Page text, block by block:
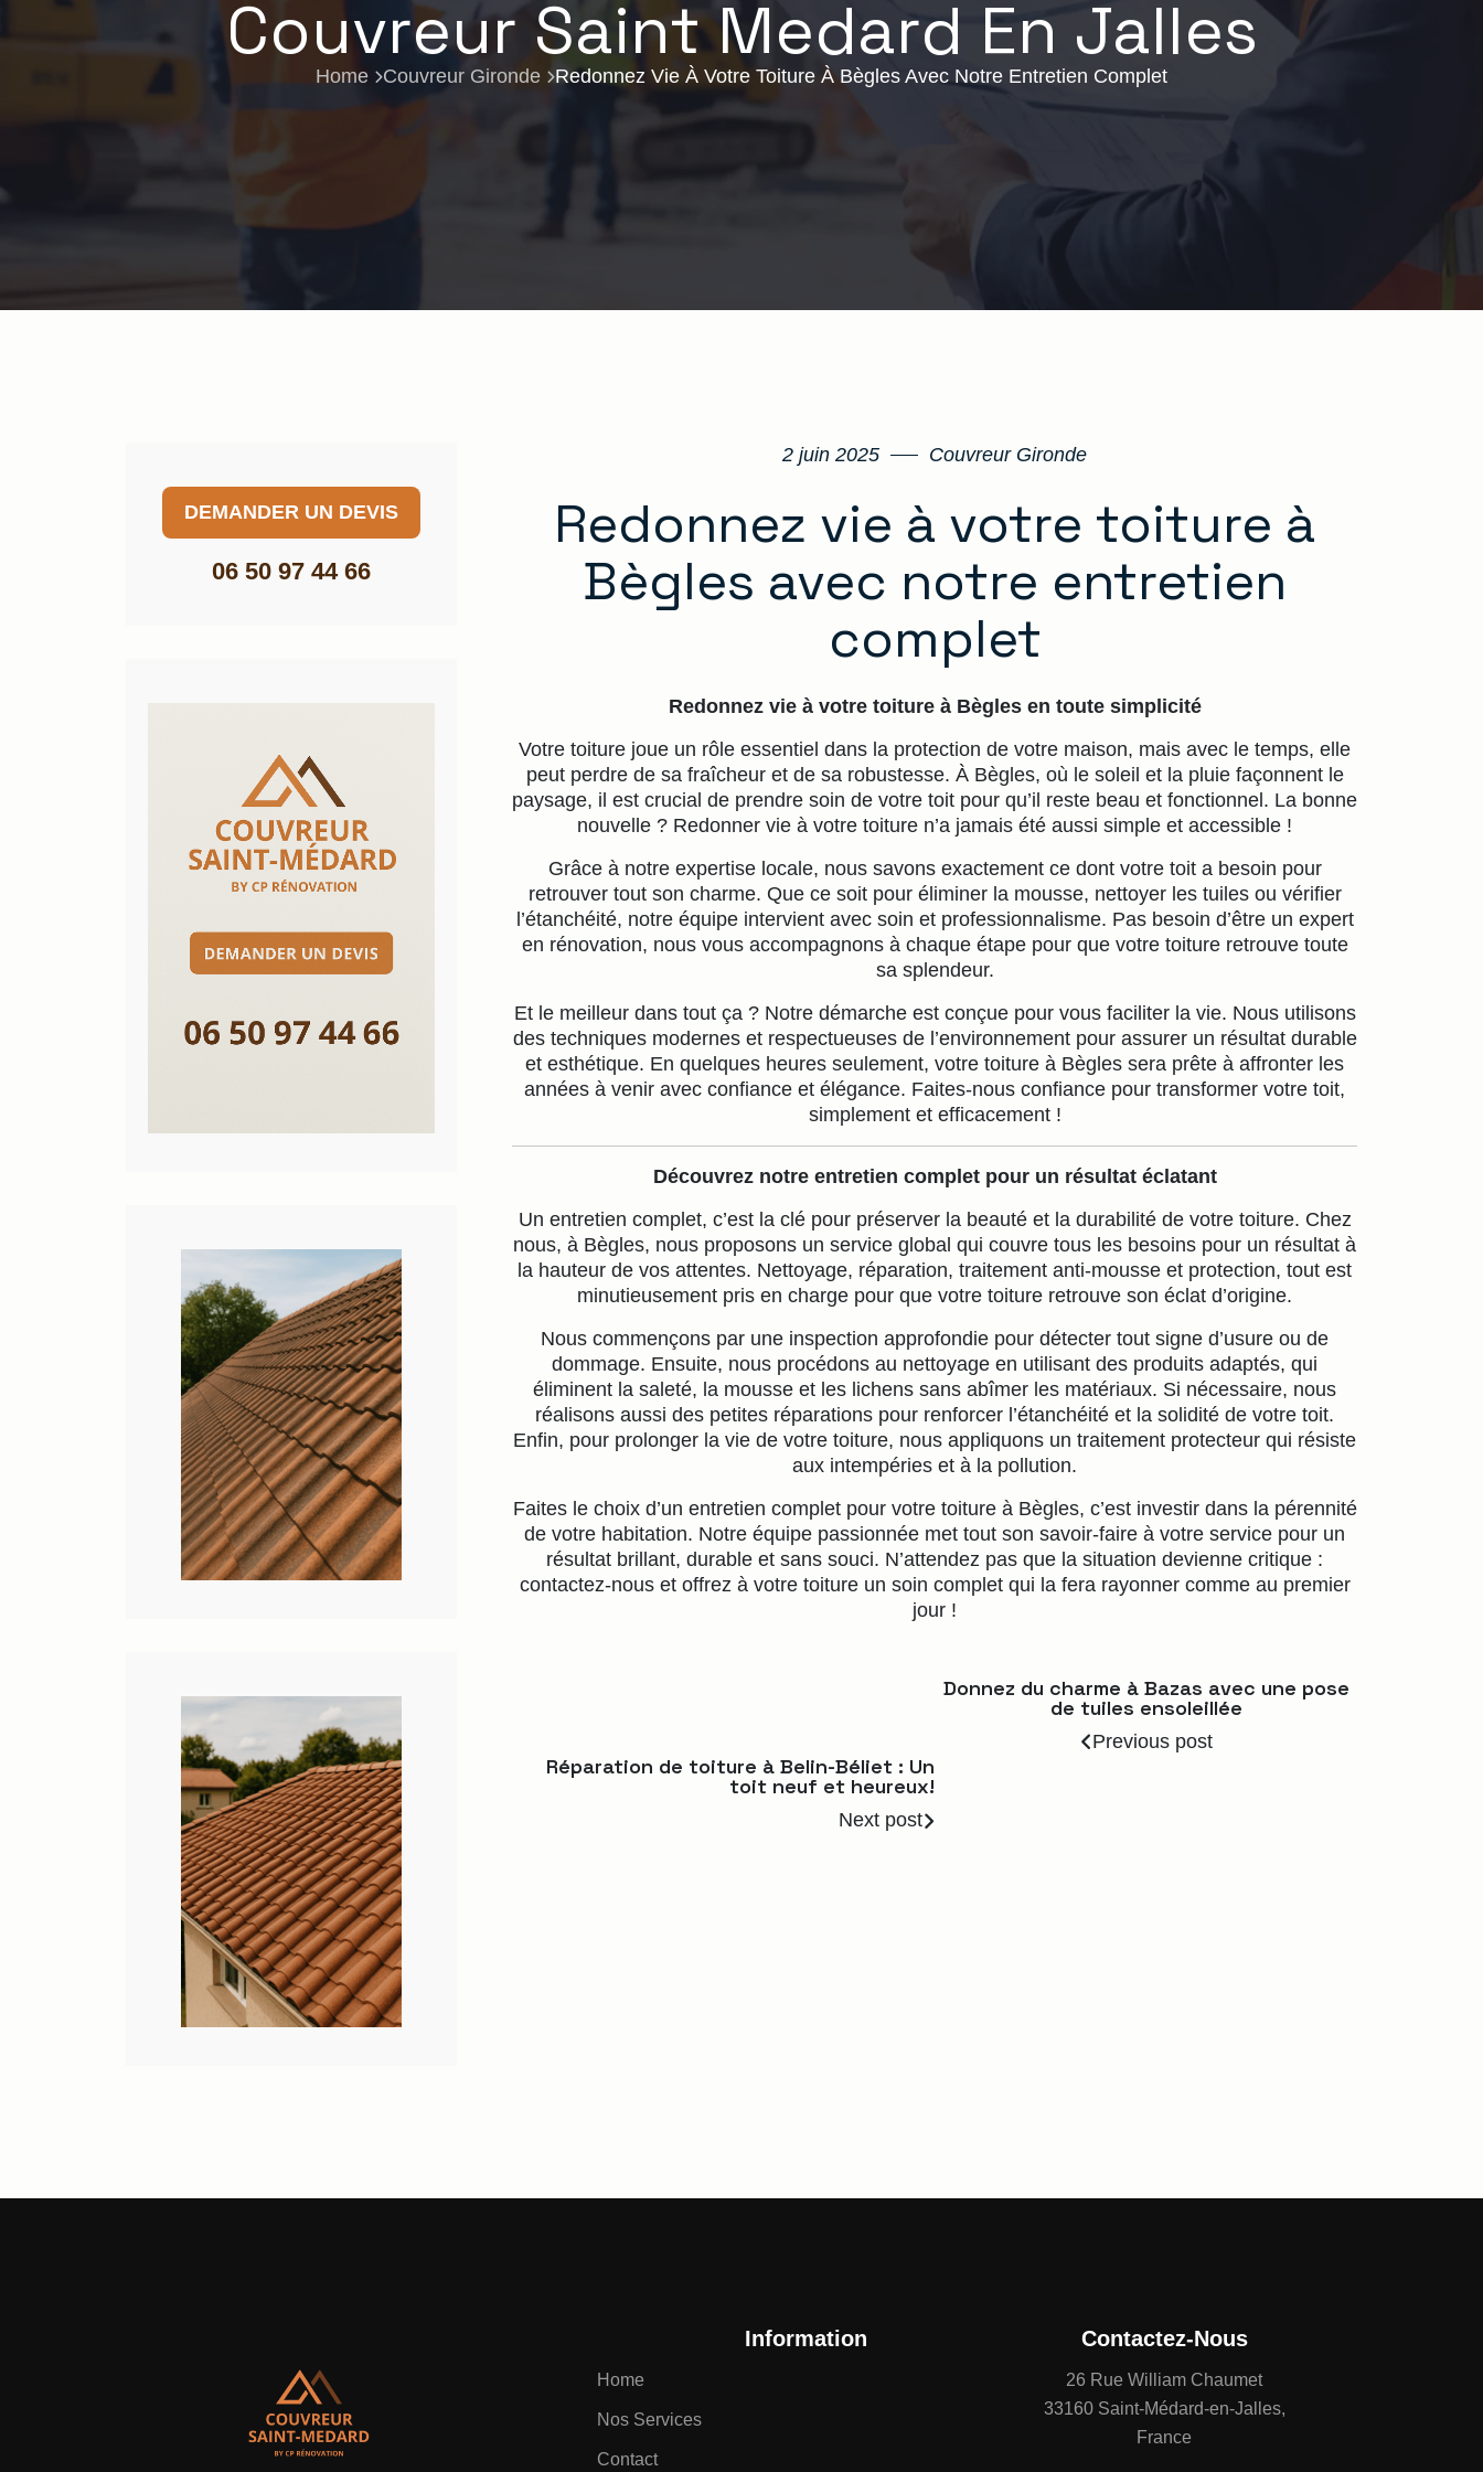
Couvreur Saint Medard En Jalles
Home Couvreur Gironde Redonnez Vie À Votre Toiture À Bègles Avec Notre Entretien Complet
DEMANDER UN DEVIS
06 50 97 44 66
2 juin 2025 Couvreur Gironde
Redonnez vie à votre toiture à
Bègles avec notre entretien
complet
Redonnez vie à votre toiture à Bègles en toute simplicité
Votre toiture joue un rôle essentiel dans la protection de votre maison, mais avec le temps, elle
peut perdre de sa fraîcheur et de sa robustesse. À Bègles, où le soleil et la pluie façonnent le
paysage, il est crucial de prendre soin de votre toit pour qu’il reste beau et fonctionnel. La bonne
nouvelle ? Redonner vie à votre toiture n’a jamais été aussi simple et accessible !
Grâce à notre expertise locale, nous savons exactement ce dont votre toit a besoin pour
retrouver tout son charme. Que ce soit pour éliminer la mousse, nettoyer les tuiles ou vérifier
l’étanchéité, notre équipe intervient avec soin et professionnalisme. Pas besoin d’être un expert
en rénovation, nous vous accompagnons à chaque étape pour que votre toiture retrouve toute
sa splendeur.
Et le meilleur dans tout ça ? Notre démarche est conçue pour vous faciliter la vie. Nous utilisons
des techniques modernes et respectueuses de l’environnement pour assurer un résultat durable
et esthétique. En quelques heures seulement, votre toiture à Bègles sera prête à affronter les
années à venir avec confiance et élégance. Faites-nous confiance pour transformer votre toit,
simplement et efficacement !
Découvrez notre entretien complet pour un résultat éclatant
Un entretien complet, c’est la clé pour préserver la beauté et la durabilité de votre toiture. Chez
nous, à Bègles, nous proposons un service global qui couvre tous les besoins pour un résultat à
la hauteur de vos attentes. Nettoyage, réparation, traitement anti-mousse et protection, tout est
minutieusement pris en charge pour que votre toiture retrouve son éclat d’origine.
Nous commençons par une inspection approfondie pour détecter tout signe d’usure ou de
dommage. Ensuite, nous procédons au nettoyage en utilisant des produits adaptés, qui
éliminent la saleté, la mousse et les lichens sans abîmer les matériaux. Si nécessaire, nous
réalisons aussi des petites réparations pour renforcer l’étanchéité et la solidité de votre toit.
Enfin, pour prolonger la vie de votre toiture, nous appliquons un traitement protecteur qui résiste
aux intempéries et à la pollution.
Faites le choix d’un entretien complet pour votre toiture à Bègles, c’est investir dans la pérennité
de votre habitation. Notre équipe passionnée met tout son savoir-faire à votre service pour un
résultat brillant, durable et sans souci. N’attendez pas que la situation devienne critique :
contactez-nous et offrez à votre toiture un soin complet qui la fera rayonner comme au premier
jour !
Donnez du charme à Bazas avec une pose
de tuiles ensoleillée
Previous post
Réparation de toiture à Belin-Béliet : Un
toit neuf et heureux!
Next post
Information
Home
Nos Services
Contact
Contactez-Nous
26 Rue William Chaumet
33160 Saint-Médard-en-Jalles,
France